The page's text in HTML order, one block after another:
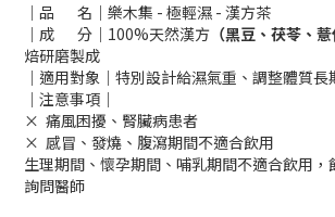
｜品 名｜樂木集 - 極輕濕 - 漢方茶
｜成 分｜100%天然漢方 （黑豆、茯苓、薏
焙研磨製成
｜適用對象｜特別設計給濕氣重、調整體質長
｜注意事項｜
× 痛風困擾、腎臟病患者
× 感冒、發燒、腹瀉期間不適合飲用
生理期間、懷孕期間、哺乳期間不適合飲用，
詢問醫師